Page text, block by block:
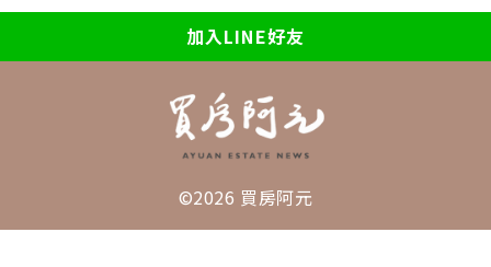
加入LINE好友
©2026 買房阿元